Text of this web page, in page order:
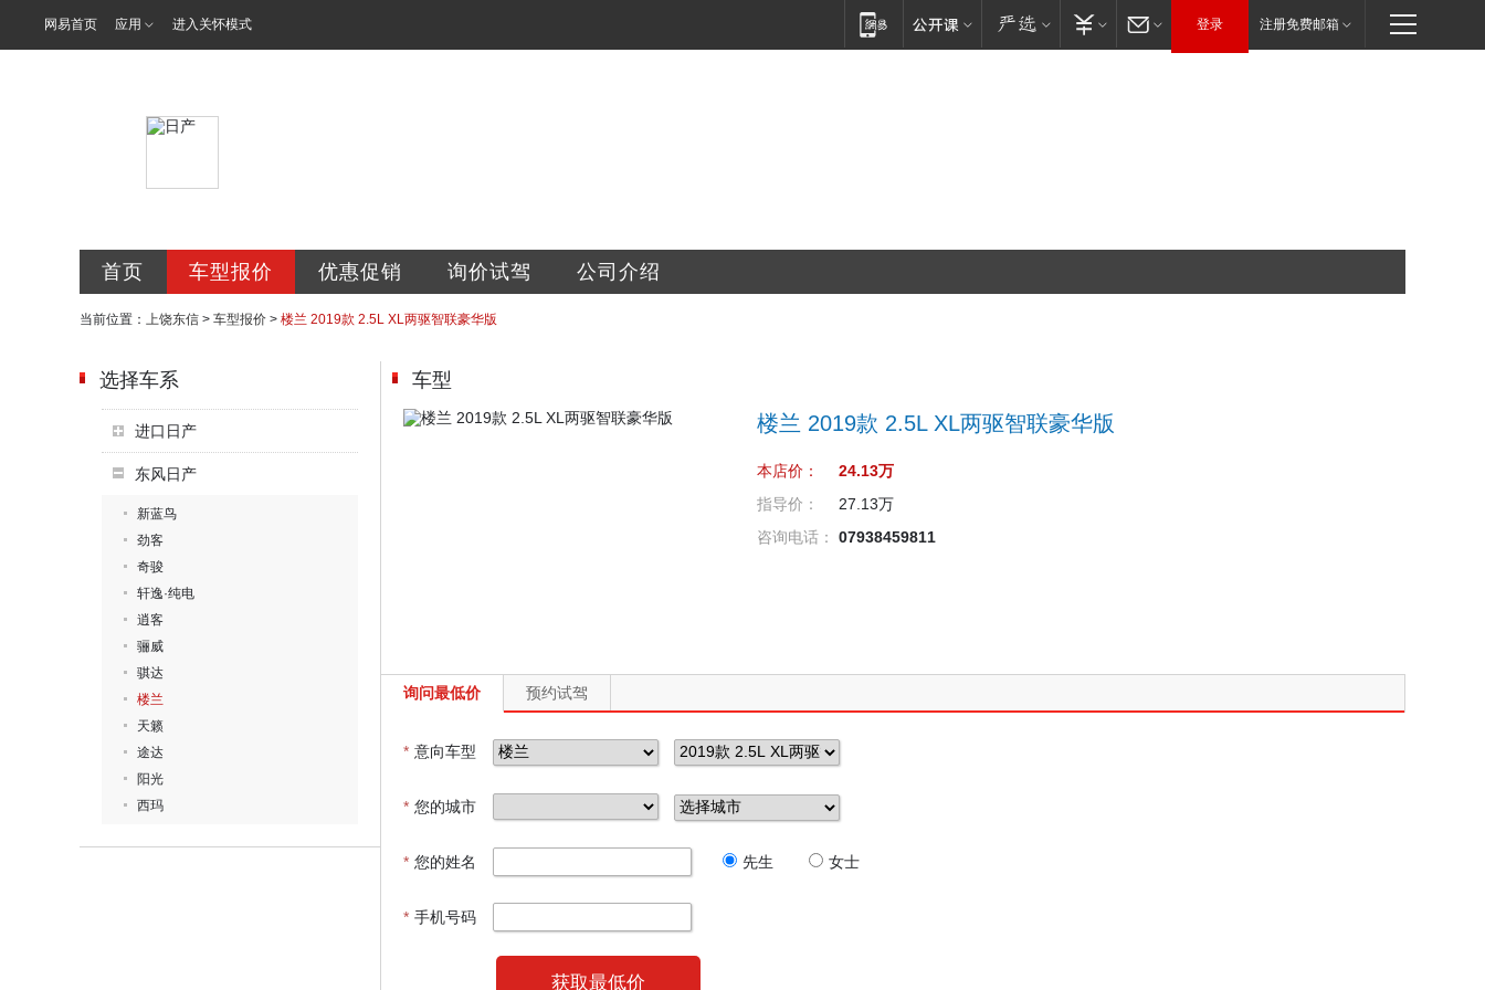
网易首页 应用 进入关怀模式 登录 注册免费邮箱
首页 车型报价 优惠促销 询价试驾 公司介绍
当前位置： 上饶东信 > 车型报价 > 楼兰 2019款 2.5L XL两驱智联豪华版
选择车系
进口日产
东风日产
新蓝鸟
劲客
奇骏
轩逸·纯电
逍客
骊威
骐达
楼兰
天籁
途达
阳光
西玛
车型
楼兰 2019款 2.5L XL两驱智联豪华版
本店价：
24.13万
指导价：
27.13万
咨询电话：
07938459811
询问最低价 预约试驾
* 意向车型
* 您的城市
* 您的姓名 先生 女士
* 手机号码
获取最低价